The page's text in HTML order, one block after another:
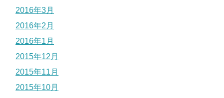
2016年3月
2016年2月
2016年1月
2015年12月
2015年11月
2015年10月